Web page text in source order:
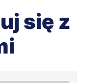
się z